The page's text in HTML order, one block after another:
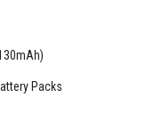
Packs